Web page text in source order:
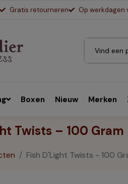
Gratis retourneren Op werkdagen
Boxen Nieuw Merken
Twists – 100 Gram
Fish D'Light Twists - 100